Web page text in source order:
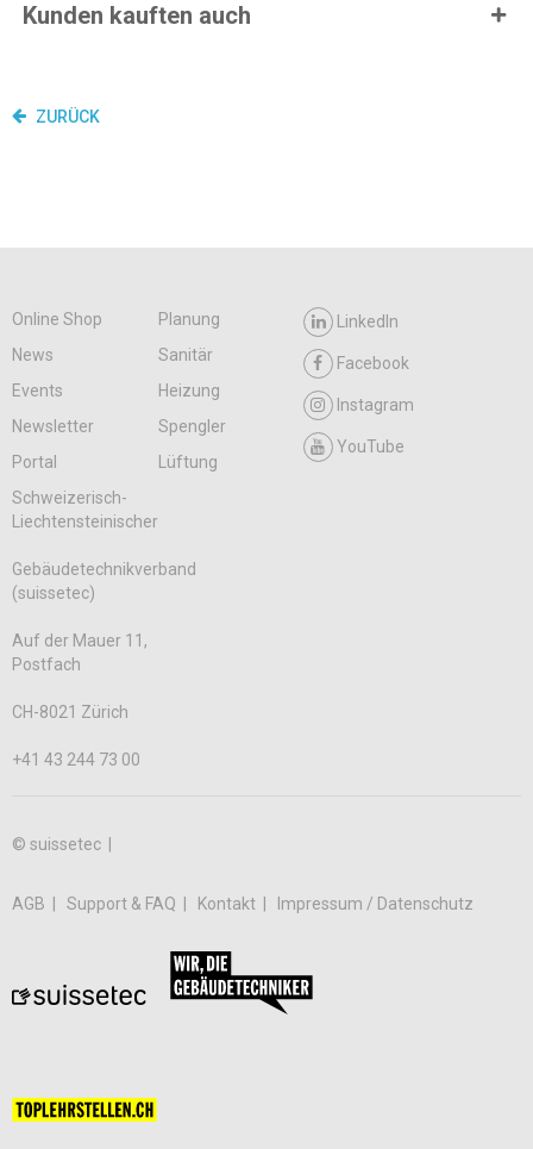
Kunden kauften auch
ZURÜCK
Online Shop
Planung
News
Sanitär
Events
Heizung
Newsletter
Spengler
Portal
Lüftung
LinkedIn
Facebook
Instagram
YouTube
Schweizerisch-
Liechtensteinischer
Gebäudetechnikverband
(suissetec)
Auf der Mauer 11,
Postfach
CH-8021 Zürich
+41 43 244 73 00
© suissetec |
AGB Support & FAQ Kontakt Impressum / Datenschutz